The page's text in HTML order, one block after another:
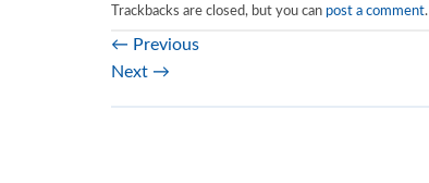
Trackbacks are closed, but you can post a comment.
← Previous
Next →